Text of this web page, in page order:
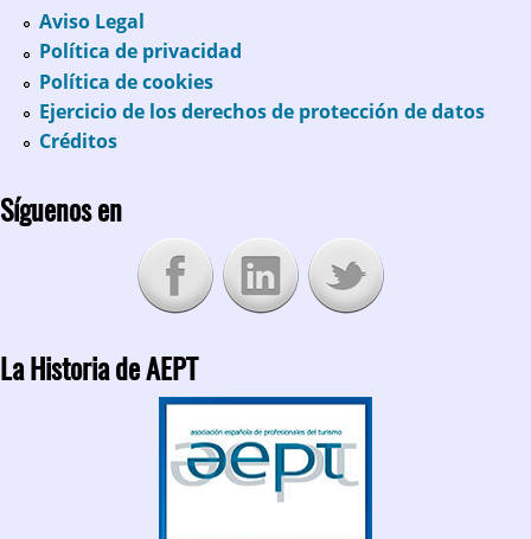
Aviso Legal
Política de privacidad
Política de cookies
Ejercicio de los derechos de protección de datos
Créditos
Síguenos en
La Historia de AEPT